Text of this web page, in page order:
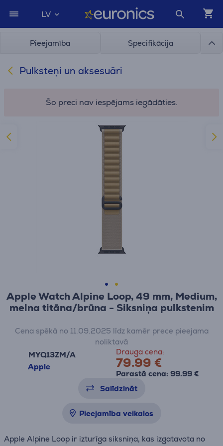
LV
Pieejamība Specifikācija
Pulksteņi un aksesuāri
Šo preci nav iespējams iegādāties.
Apple Watch Alpine Loop, 49 mm, Medium,
melna titāna/brūna - Siksniņa pulkstenim
MYQ13ZM/A
Apple
Drauga cena:
79.99 €
Parastā cena: 99.99 €
Cena spēkā no 11.09.2025 līdz kamēr prece pieejama
noliktavā
Salīdzināt
Pieejamība veikalos
Apple Alpine Loop ir izturīga siksniņa, kas izgatavota no